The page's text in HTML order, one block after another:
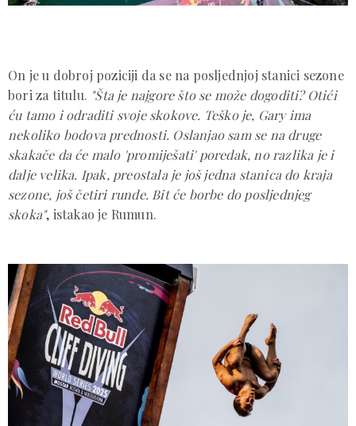
On je u dobroj poziciji da se na posljednjoj stanici sezone
bori za titulu. "Šta je najgore što se može dogoditi? Otići
ću tamo i odraditi svoje skokove. Teško je, Gary ima
nekoliko bodova prednosti. Oslanjao sam se na druge
skakače da će malo 'promiješati' poredak, no razlika je i
dalje velika. Ipak, preostala je još jedna stanica do kraja
sezone, još četiri runde. Bit će borbe do posljednjeg
skoka", istakao je Rumun.